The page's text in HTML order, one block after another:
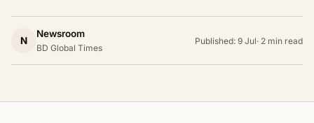
N
Newsroom
BD Global Times
Published: 9 Jul· 2 min read